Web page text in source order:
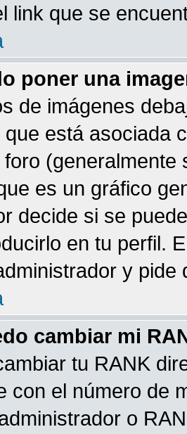
link que se
poner una
de imágenes
está asociada
es un gráfico
decide si se
en tu perfil.
y
cambiar mi
tu RANK
con el número de
o